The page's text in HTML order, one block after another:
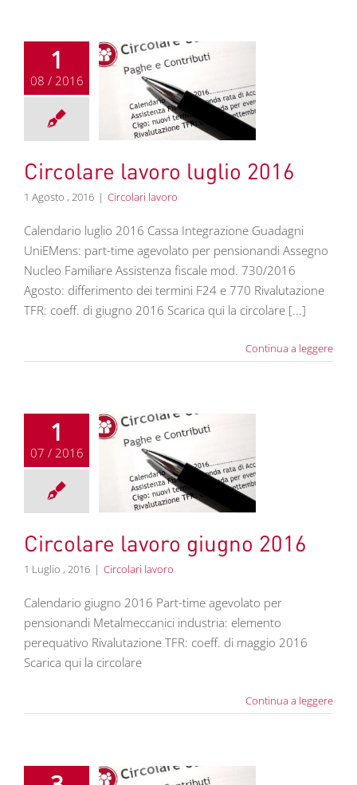
1
08 / 2016
lavoro luglio
lavoro
Circolare lavoro luglio 2016
1 Agosto , 2016 | Circolari lavoro
Calendario luglio 2016 Cassa Integrazione Guadagni
UniEMens: part-time agevolato per pensionandi Assegno
Nucleo Familiare Assistenza fiscale mod. 730/2016
Agosto: differimento dei termini F24 e 770 Rivalutazione
TFR: coeff. di giugno 2016 Scarica qui la circolare [...]
Continua a leggere
1
07 / 2016
lavoro giugno
lavoro
Circolare lavoro giugno 2016
1 Luglio , 2016 | Circolari lavoro
Calendario giugno 2016 Part-time agevolato per
pensionandi Metalmeccanici industria: elemento
perequativo Rivalutazione TFR: coeff. di maggio 2016
Scarica qui la circolare
Continua a leggere